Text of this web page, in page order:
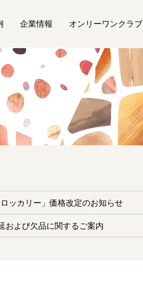
企業情報 オンリーワンクラブ
ッカリー」価格改定のお知らせ
および欠品に関するご案内